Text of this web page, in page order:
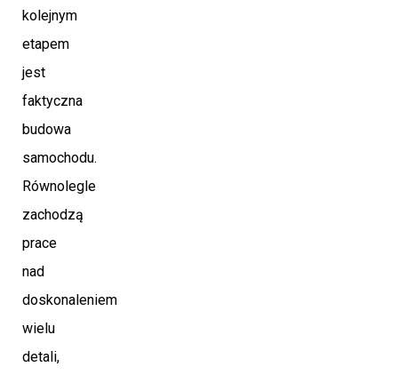
kolejnym
etapem
jest
faktyczna
budowa
samochodu.
Równolegle
zachodzą
prace
nad
doskonaleniem
wielu
detali,